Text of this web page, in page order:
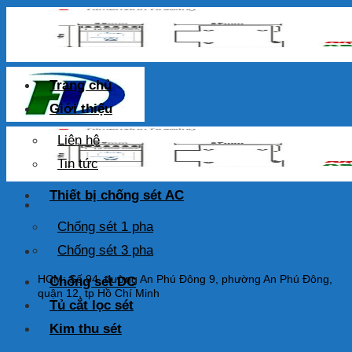
HOTLINE: 0925 038 097
HCM: Số 94, đường An Phú Đông 9, phường An Phú Đông,
quận 12, tp Hồ Chí Minh
Trang chủ
Giới thiệu
Liên hệ
Tin tức
Thiết bị chống sét AC
Chống sét 1 pha
Chống sét 3 pha
Chống sét DC
Tủ cắt lọc sét
Kim thu sét